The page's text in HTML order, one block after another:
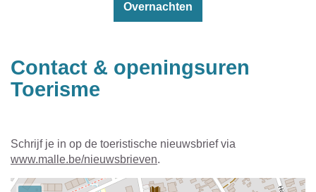
Overnachten
Contact & openingsuren
Toerisme
Schrijf je in op de toeristische nieuwsbrief via
www.malle.be/nieuwsbrieven.
Contact